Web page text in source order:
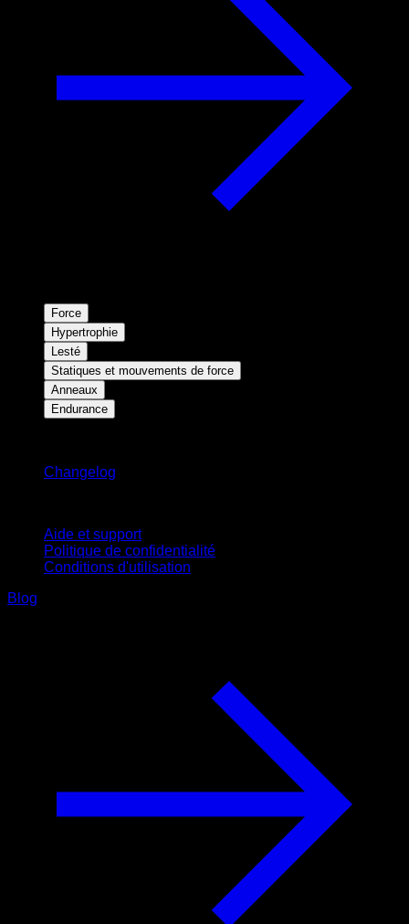
Force
Hypertrophie
Lesté
Statiques et mouvements de force
Anneaux
Endurance
Changelog
Aide et support
Politique de confidentialité
Conditions d'utilisation
Blog